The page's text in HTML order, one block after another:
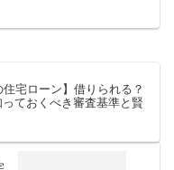
疑問を解決します。
住宅ローン】借りられる？
ておくべき審査基準と賢